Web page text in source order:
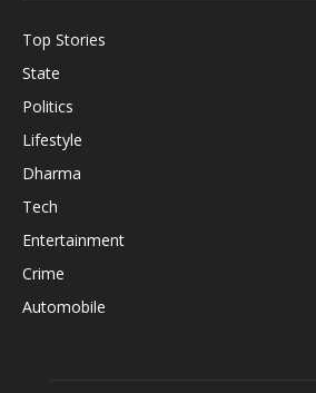
Top Stories
State
Politics
Lifestyle
Dharma
Tech
Entertainment
Crime
Automobile